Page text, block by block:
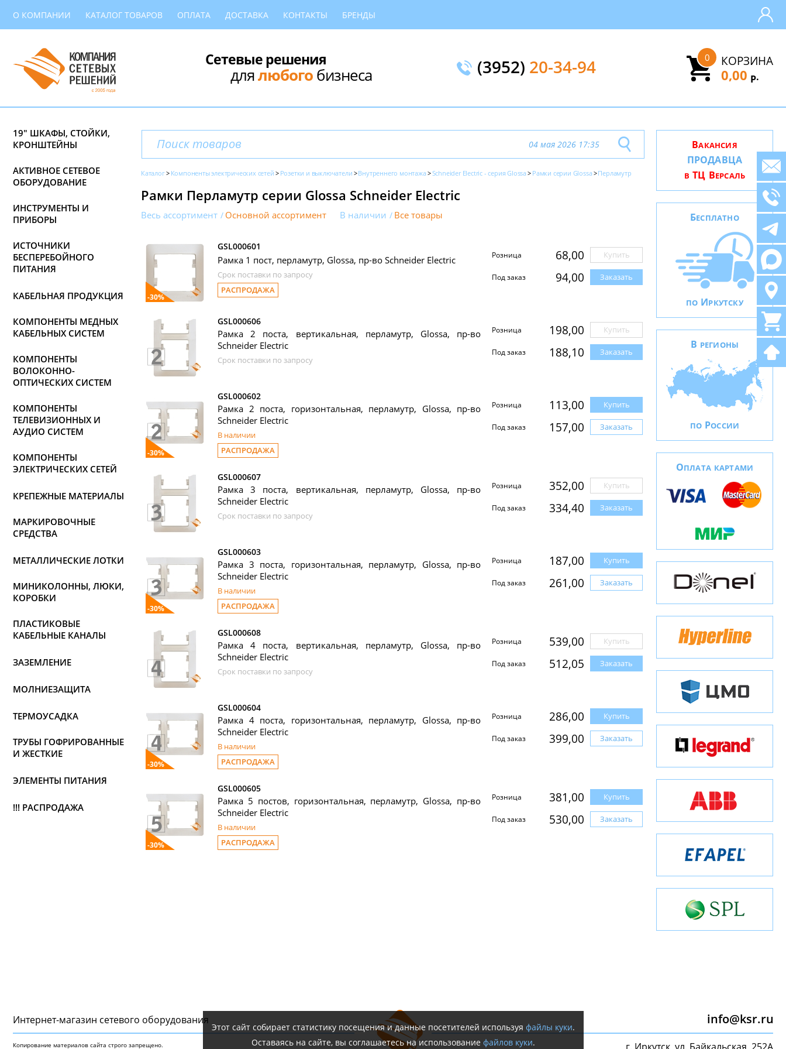
О КОМПАНИИ КАТАЛОГ ТОВАРОВ ОПЛАТА ДОСТАВКА КОНТАКТЫ БРЕНДЫ
Сетевые решения
длялюбогобизнеса (3952) 20-34-94 КОРЗИНА
0
0,00 Р.
19" ШКАФЫ, СТОЙКИ,
КРОНШТЕЙНЫ
АКТИВНОЕ СЕТЕВОЕ
ОБОРУДОВАНИЕ
ИНСТРУМЕНТЫ И
ПРИБОРЫ
ИСТОЧНИКИ
БЕСПЕРЕБОЙНОГО
ПИТАНИЯ
КАБЕЛЬНАЯ ПРОДУКЦИЯ
КОМПОНЕНТЫ МЕДНЫХ
КАБЕЛЬНЫХ СИСТЕМ
КОМПОНЕНТЫ
ВОЛОКОННО-
ОПТИЧЕСКИХ СИСТЕМ
КОМПОНЕНТЫ
ТЕЛЕВИЗИОННЫХ И
АУДИО СИСТЕМ
КОМПОНЕНТЫ
ЭЛЕКТРИЧЕСКИХ СЕТЕЙ
КРЕПЕЖНЫЕ МАТЕРИАЛЫ
МАРКИРОВОЧНЫЕ
СРЕДСТВА
МЕТАЛЛИЧЕСКИЕ ЛОТКИ
МИНИКОЛОННЫ, ЛЮКИ,
КОРОБКИ
ПЛАСТИКОВЫЕ
КАБЕЛЬНЫЕ КАНАЛЫ
ЗАЗЕМЛЕНИЕ
МОЛНИЕЗАЩИТА
ТЕРМОУСАДКА
ТРУБЫ ГОФРИРОВАННЫЕ
И ЖЕСТКИЕ
ЭЛЕМЕНТЫ ПИТАНИЯ
!!! РАСПРОДАЖА
04 мая 2026 17:35
Каталог Компоненты электрических сетей Розетки и выключатели Внутреннего монтажа Schneider Electric - серия Glossa Рамки серии Glossa Перламутр
Рамки Перламутр серии Glossa Schneider Electric
Весь ассортимент Основной ассортимент В наличии Все товары
-30%
GSL000601
Рамка 1 пост, перламутр, Glossa, пр-во Schneider Electric
Срок поставки по запросу
РАСПРОДАЖА
Розница 68,00 Купить
Под заказ 94,00 Заказать
GSL000606
Рамка 2 поста, вертикальная, перламутр, Glossa, пр-во
Schneider Electric
Срок поставки по запросу
Розница 198,00 Купить
Под заказ 188,10 Заказать
-30%
GSL000602
Рамка 2 поста, горизонтальная, перламутр, Glossa, пр-во
Schneider Electric
В наличии
РАСПРОДАЖА
Розница 113,00 Купить
Под заказ 157,00 Заказать
GSL000607
Рамка 3 поста, вертикальная, перламутр, Glossa, пр-во
Schneider Electric
Срок поставки по запросу
Розница 352,00 Купить
Под заказ 334,40 Заказать
-30%
GSL000603
Рамка 3 поста, горизонтальная, перламутр, Glossa, пр-во
Schneider Electric
В наличии
РАСПРОДАЖА
Розница 187,00 Купить
Под заказ 261,00 Заказать
GSL000608
Рамка 4 поста, вертикальная, перламутр, Glossa, пр-во
Schneider Electric
Срок поставки по запросу
Розница 539,00 Купить
Под заказ 512,05 Заказать
-30%
GSL000604
Рамка 4 поста, горизонтальная, перламутр, Glossa, пр-во
Schneider Electric
В наличии
РАСПРОДАЖА
Розница 286,00 Купить
Под заказ 399,00 Заказать
-30%
GSL000605
Рамка 5 постов, горизонтальная, перламутр, Glossa, пр-во
Schneider Electric
В наличии
РАСПРОДАЖА
Розница 381,00 Купить
Под заказ 530,00 Заказать
ВАКАНСИЯ
ПРОДАВЦА
В ТЦ ВЕРСАЛЬ
БЕСПЛАТНО
ПО ИРКУТСКУ
В РЕГИОНЫ
ПО РОССИИ
ОПЛАТА КАРТАМИ
Интернет-магазин сетeвого оборудования
Копирование материалов сайта строго запрещено.
info@ksr.ru
Этот сайт собирает статистику посещения и данные посетителей используя файлы куки.
Оставаясь на сайте, вы соглашаетесь на использование файлов куки.